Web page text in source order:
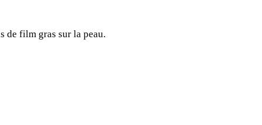
de film gras sur la peau.